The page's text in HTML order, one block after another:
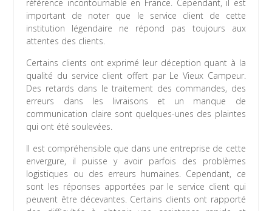
référence incontournable en France. Cependant, il est
important de noter que le service client de cette
institution légendaire ne répond pas toujours aux
attentes des clients.
Certains clients ont exprimé leur déception quant à la
qualité du service client offert par Le Vieux Campeur.
Des retards dans le traitement des commandes, des
erreurs dans les livraisons et un manque de
communication claire sont quelques-unes des plaintes
qui ont été soulevées.
Il est compréhensible que dans une entreprise de cette
envergure, il puisse y avoir parfois des problèmes
logistiques ou des erreurs humaines. Cependant, ce
sont les réponses apportées par le service client qui
peuvent être décevantes. Certains clients ont rapporté